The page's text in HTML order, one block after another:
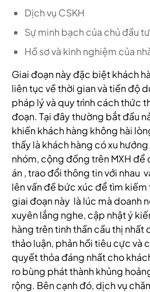
Dịch vụ CSKH
Sự minh bạch của chủ đầu tư
Hồ sơ và kinh nghiệm của
Giai đoạn này đặc biệt khách
liên tục về thời gian và tiến độ
pháp lý và quy trình cách thức
đoạn. Tại đây thường bắt đầu
khiến khách hàng không hài
thấy là khách hàng có xu
nhóm, cộng đồng trên MXH
án , trao đổi thông tin với nhau
lên vấn đề bức xúc để tìm kiếm
giai đoạn này là lúc mà doanh
xuyên lắng nghe, cập nhật ý
hàng trên tinh thần cầu thị
thảo luận, phản hồi tiêu cực và
quyết thỏa đáng nhất cho
ro bùng phát thành khủng
rộng. Bên cạnh đó, dịch vụ